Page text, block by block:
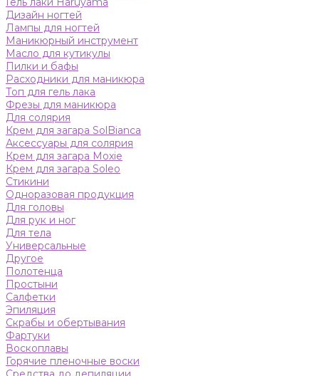
Дизайн ногтей
Лампы для ногтей
Маникюрный инструмент
Масло для кутикулы
Пилки и бафы
Расходники для маникюра
Топ для гель лака
Фрезы для маникюра
Для солярия
Крем для загара SolBianca
Аксессуары для солярия
Крем для загара Moxie
Крем для загара Soleo
Стикини
Одноразовая продукция
Для головы
Для рук и ног
Для тела
Универсальные
Другое
Полотенца
Простыни
Салфетки
Эпиляция
Скрабы и обертывания
Фартуки
Воскоплавы
Горячие пленочные воски